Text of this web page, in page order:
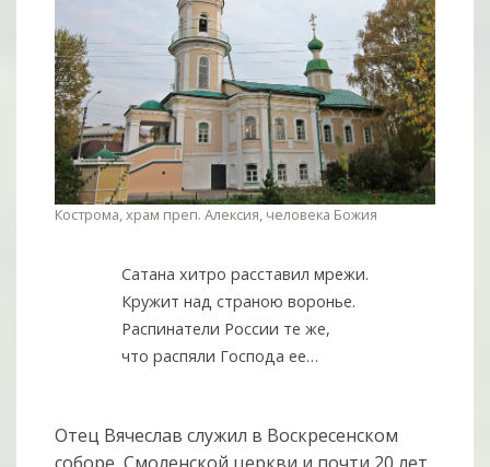
Кострома, храм преп. Алексия, человека Божия
Сатана хитро расставил мрежи.
Кружит над страною воронье.
Распинатели России те же,
что распяли Господа ее…
Отец Вячеслав служил в Воскресенском
соборе, Смоленской церкви и почти 20 лет